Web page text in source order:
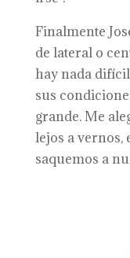
Finalmente
de lateral o
hay nada
sus
grande. Me
lejos a vernos,
saquemos a